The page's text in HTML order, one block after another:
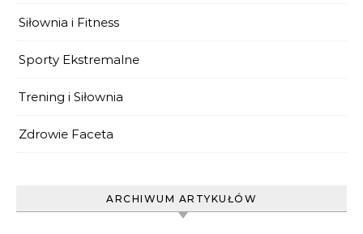
Siłownia i Fitness
Sporty Ekstremalne
Trening i Siłownia
Zdrowie Faceta
ARCHIWUM ARTYKUŁÓW